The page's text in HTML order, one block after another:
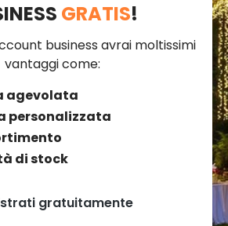
GRATIS!
business avrai moltissimi
vantaggi come:
agevolata
personalizzata
di stock
gratuitamente